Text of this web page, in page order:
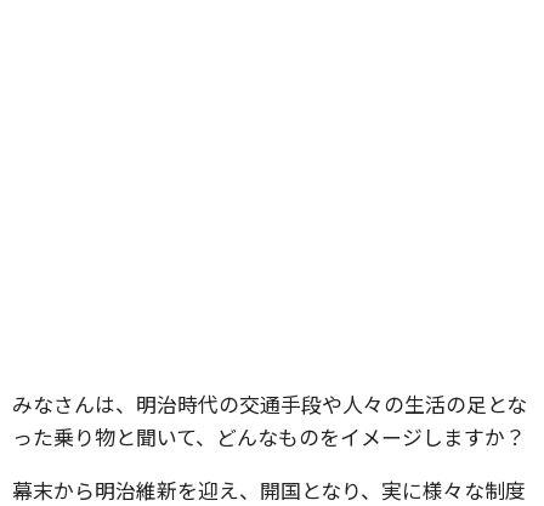
みなさんは、明治時代の交通手段や人々の生活の足とな
った乗り物と聞いて、どんなものをイメージしますか？
幕末から明治維新を迎え、開国となり、実に様々な制度